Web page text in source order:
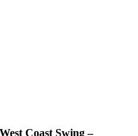
West Coast Swing –